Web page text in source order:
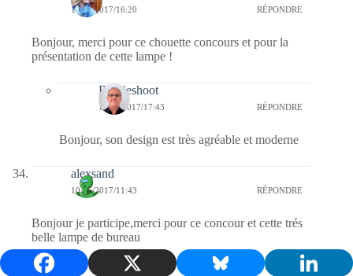
10/05/2017/16:20 RÉPONDRE
Bonjour, merci pour ce chouette concours et pour la
présentation de cette lampe !
Bernieshoot
10/05/2017/17:43 RÉPONDRE
Bonjour, son design est très agréable et moderne
alexsand
10/05/2017/11:43 RÉPONDRE
Bonjour je participe,merci pour ce concour et cette trés
belle lampe de bureau
Bernieshoot